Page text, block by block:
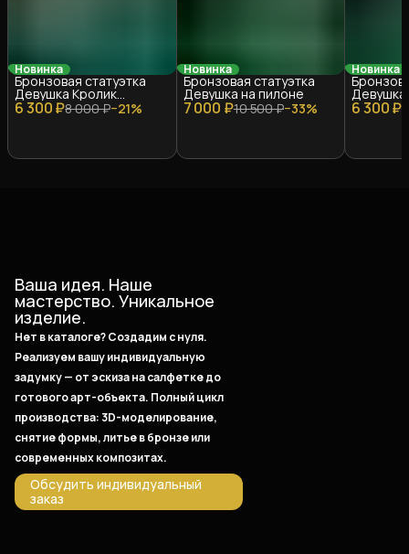
Новинка
6 300 ₽8 000 ₽−21%
Бронзовая статуэтка
Девушка Кролик
(Вариант 1)
Новинка
7 000 ₽10 500 ₽−33%
Бронзовая статуэтка
Девушка на пилоне
Новинка
6 300 ₽
Девушка
Ваша идея. Наше
мастерство. Уникальное
изделие.
Нет в каталоге? Создадим с нуля.
Реализуем вашу индивидуальную
задумку — от эскиза на салфетке до
готового арт-объекта. Полный цикл
производства: 3D-моделирование,
снятие формы, литье в бронзе или
современных композитах.
Обсудить индивидуальный
заказ